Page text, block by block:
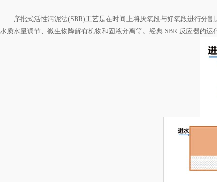
序批式活性污泥法(SBR)工艺是在时间上将厌氧段与好氧段进行分割
水质水量调节、微生物降解有机物和固液分离等。经典 SBR 反应器